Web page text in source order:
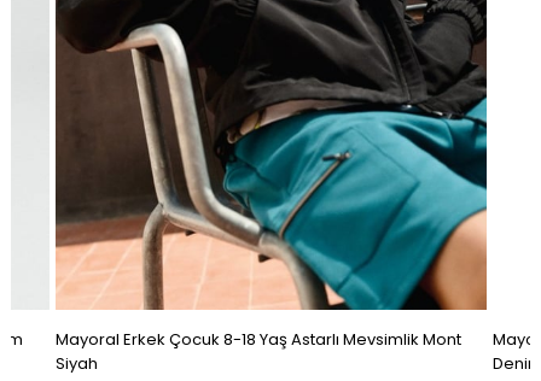
Mayoral Erkek Çocuk 8-16 Yaş Desenli Kısa Kol T-Shirt
Antrasit